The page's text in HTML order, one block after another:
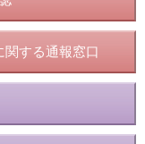
関する通報窓口